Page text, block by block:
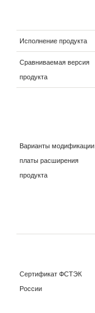
Исполнение продукта
Сравниваемая версия
продукта
Варианты модификации
платы расширения
продукта
Сертификат ФСТЭК
России